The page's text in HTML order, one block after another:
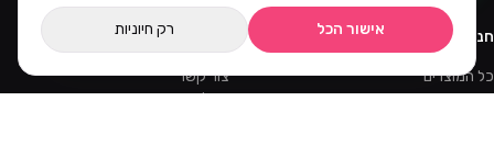
חנות
כל המוצרים
מבצעים
צור קשר
שאלות נפוצות
אישור הכל רק חיוניות